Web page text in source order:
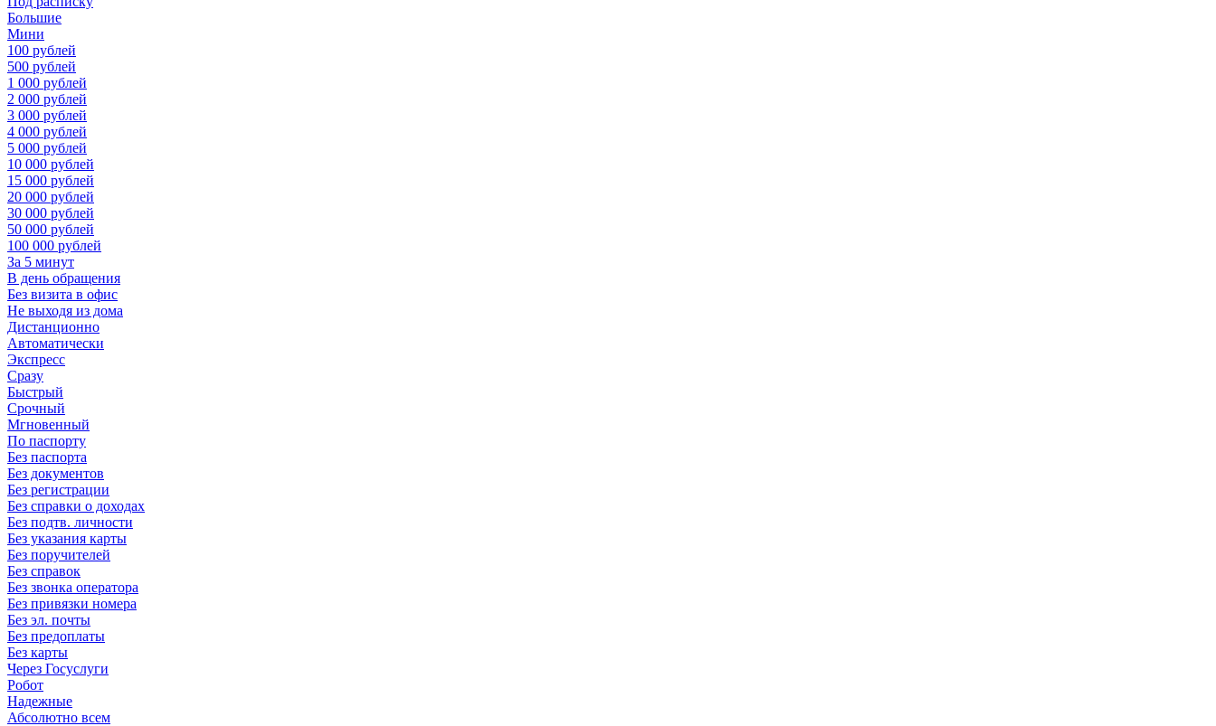
Большие
Мини
100 рублей
500 рублей
1 000 рублей
2 000 рублей
3 000 рублей
4 000 рублей
5 000 рублей
10 000 рублей
15 000 рублей
20 000 рублей
30 000 рублей
50 000 рублей
100 000 рублей
За 5 минут
В день обращения
Без визита в офис
Не выходя из дома
Дистанционно
Автоматически
Экспресс
Сразу
Быстрый
Срочный
Мгновенный
По паспорту
Без паспорта
Без документов
Без регистрации
Без справки о доходах
Без подтв. личности
Без указания карты
Без поручителей
Без справок
Без звонка оператора
Без привязки номера
Без эл. почты
Без предоплаты
Без карты
Через Госуслуги
Робот
Надежные
Абсолютно всем